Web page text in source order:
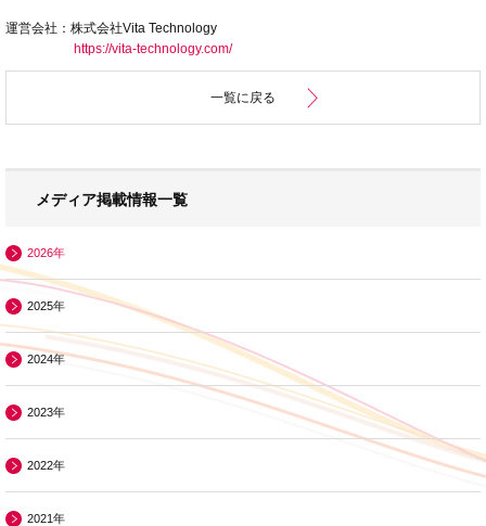
運営会社：株式会社Vita Technology
https://vita-technology.com/
一覧に戻る
メディア掲載情報一覧
2026年
2025年
2024年
2023年
2022年
2021年